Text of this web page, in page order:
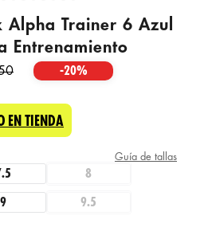
Trainer 6 Azul
Entrenamiento
-20%
EN TIENDA
Guía de tallas
8
9 9.5